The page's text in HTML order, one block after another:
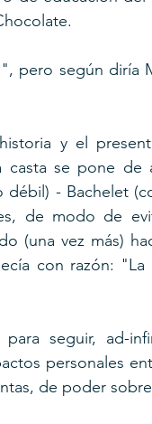
pero según diría
y el
casta se pone de
- Bachelet
de modo de
(una vez más)
con razón: "La
seguir, ad-
personales
de poder